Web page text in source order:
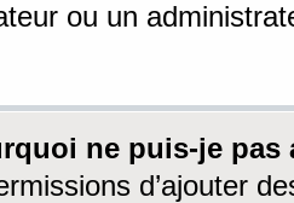
ou un
ne puis-je
d’ajouter